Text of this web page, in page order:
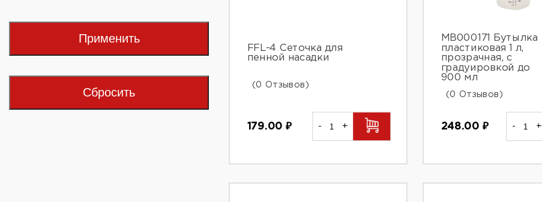
Применить
Сбросить
FFL-4 Сеточка для
пенной насадки
(0 Отзывов)
179.00 ₽ - +
MB000171 Бутылка
пластиковая 1 л,
прозрачная, с
градуировкой до
900 мл
(0 Отзывов)
248.00 ₽ - +